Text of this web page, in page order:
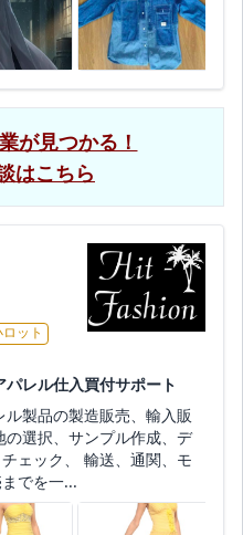
が見つかる！
はこちら
ット
レル仕入買付サポート
製品の製造販売、輸入販
選択、サンプル作成、デ
ェック、 輸送、通関、モ
でを一...